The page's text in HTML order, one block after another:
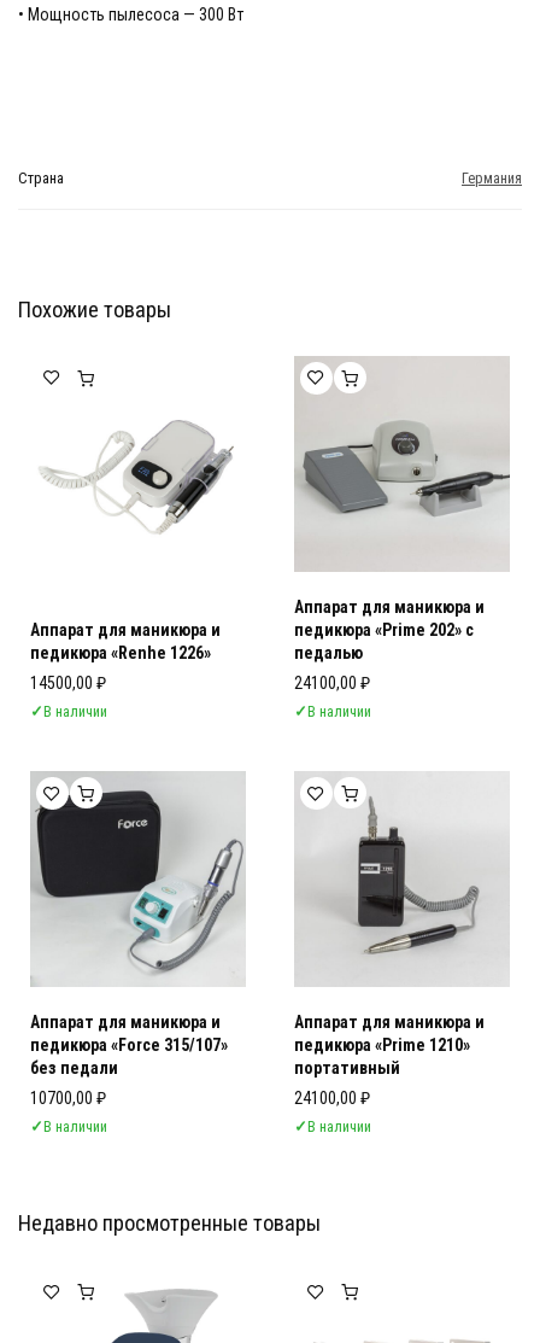
• Мощность пылесоса — 300 Вт
Страна Германия
Похожие товары
Мебель Салона Красоты
Мебель Салона Красоты
Аппарат для маникюра и
педикюра «Renhe 1226»
14500,00 ₽
✓В наличии
Аппарат для маникюра и
педикюра «Prime 202» с
педалью
24100,00 ₽
✓В наличии
Аппарат для маникюра и
педикюра «Force 315/107»
без педали
10700,00 ₽
✓В наличии
Аппарат для маникюра и
педикюра «Prime 1210»
портативный
24100,00 ₽
✓В наличии
Недавно просмотренные товары